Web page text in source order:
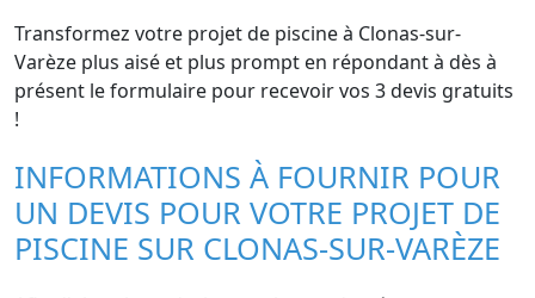
Transformez votre projet de piscine à Clonas-sur-
Varèze plus aisé et plus prompt en répondant à dès à
présent le formulaire pour recevoir vos 3 devis gratuits
!
INFORMATIONS À FOURNIR POUR
UN DEVIS POUR VOTRE PROJET DE
PISCINE SUR CLONAS-SUR-VARÈZE